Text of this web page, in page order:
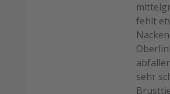
fehlt
sehr